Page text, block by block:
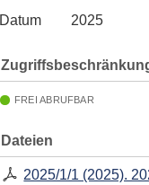
Datum
2025
FREI ABRUFBAR
Dateien
2025/1/1 (2025).